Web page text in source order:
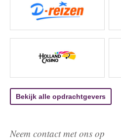
Bekijk alle opdrachtgevers
Neem contact met ons op